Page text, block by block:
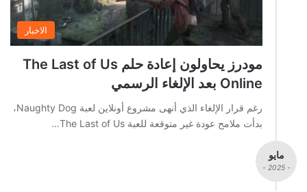
الاخبار
مودرز يحاولون إعادة حلم The Last of Us
Online بعد الإلغاء الرسمي
رغم قرار الإلغاء الذي أنهى مشروع أونلاين لعبة Naughty Dog،
بدأت ملامح عودة غير متوقعة للعبة The Last of Us…
مايو
- 2025 -